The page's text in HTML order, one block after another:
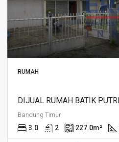
RUMAH
Bandung Timur
3.0 2 227.0m²